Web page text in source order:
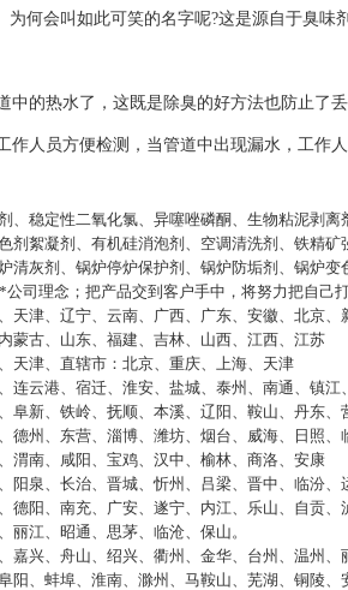
为何会叫如此可笑的名字呢?这是源自于臭
中的热水了，这既是除臭的好方法也防止了
作人员方便检测，当管道中出现漏水，工作
、稳定性二氧化氯、异噻唑磷酮、生物粘泥剥
剂絮凝剂、有机硅消泡剂、空调清洗剂、铁精
清灰剂、锅炉停炉保护剂、锅炉防垢剂、锅炉
司理念；把产品交到客户手中，将努力把自己
天津、辽宁、云南、广西、广东、安徽、北京
蒙古、山东、福建、吉林、山西、江西、江苏
天津、直辖市：北京、重庆、上海、天津
连云港、宿迁、淮安、盐城、泰州、南通、镇江
阜新、铁岭、抚顺、本溪、辽阳、鞍山、丹东
德州、东营、淄博、潍坊、烟台、威海、日照
渭南、咸阳、宝鸡、汉中、榆林、商洛、安康
阳泉、长治、晋城、忻州、吕梁、晋中、临汾、
德阳、南充、广安、遂宁、内江、乐山、自贡
丽江、昭通、思茅、临沧、保山。
嘉兴、舟山、绍兴、衢州、金华、台州、温州、
阳、蚌埠、淮南、滁州、马鞍山、芜湖、铜陵